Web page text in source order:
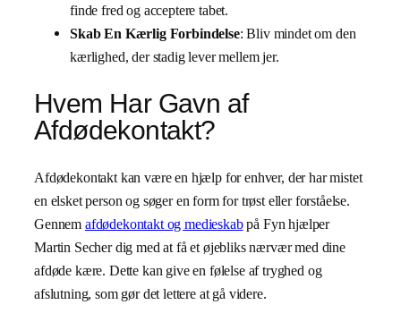
finde fred og acceptere tabet.
Skab En Kærlig Forbindelse: Bliv mindet om den
kærlighed, der stadig lever mellem jer.
Hvem Har Gavn af
Afdødekontakt?
Afdødekontakt kan være en hjælp for enhver, der har mistet
en elsket person og søger en form for trøst eller forståelse.
Gennem afdødekontakt og medieskabpå Fyn hjælper
Martin Secher dig med at få et øjebliks nærvær med dine
afdøde kære. Dette kan give en følelse af tryghed og
afslutning, som gør det lettere at gå videre.